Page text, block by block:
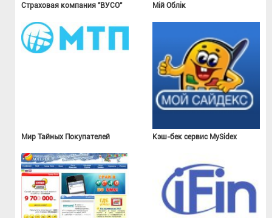
Страховая компания "ВУСО" Мій Облік
Мир Тайных Покупателей Кэш-бек сервис MySidex